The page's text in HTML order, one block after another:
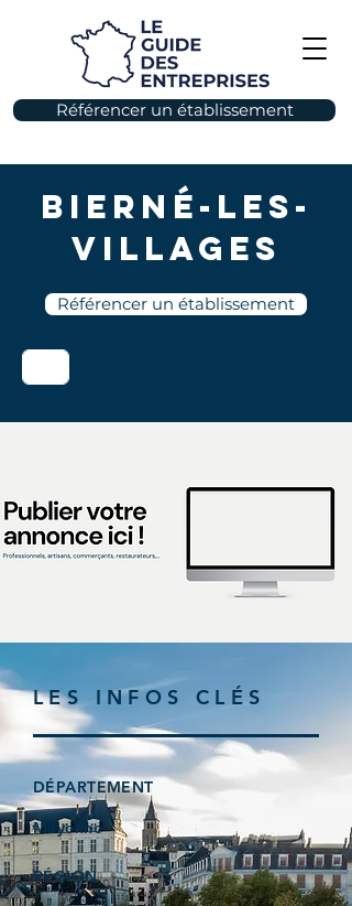
Référencer un établissement
Bierné-les-
Villages
Référencer un établissement
LES INFOS CLÉS
DÉPARTEMENT
Mayenne
RÉGION